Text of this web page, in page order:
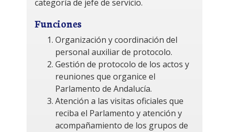
categoría de jefe de servicio.
Funciones
Organización y coordinación del
personal auxiliar de protocolo.
Gestión de protocolo de los actos y
reuniones que organice el
Parlamento de Andalucía.
Atención a las visitas oficiales que
reciba el Parlamento y atención y
acompañamiento de los grupos de